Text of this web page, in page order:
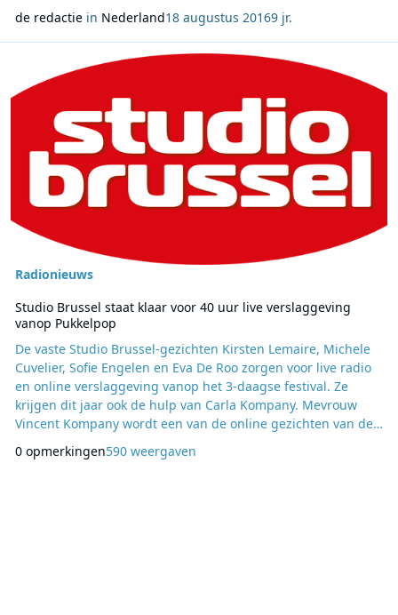
de redactiein Nederland18 augustus 20169 jr.
Lees meer over Studio Brussel staat klaar voor 40 uur live
Radionieuws
Studio Brussel staat klaar voor 40 uur live verslaggeving
vanop Pukkelpop
De vaste Studio Brussel-gezichten Kirsten Lemaire, Michele
Cuvelier, Sofie Engelen en Eva De Roo zorgen voor live radio
en online verslaggeving vanop het 3-daagse festival. Ze
krijgen dit jaar ook de hulp van Carla Kompany. Mevrouw
Vincent Kompany wordt een van de online gezichten van de
van muziek en maakte ook in het verleden al een paar keer
0 opmerkingen590 weergaven